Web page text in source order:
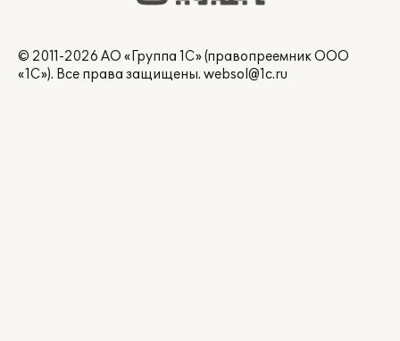
© 2011-2026 АО «Группа 1С» (правопреемник ООО
«1С»). Все права защищены. websol@1c.ru